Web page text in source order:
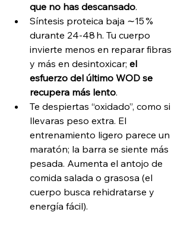
que no has descansado.
Síntesis proteica baja ∼15 %
durante 24‑48 h. Tu cuerpo
invierte menos en reparar fibras
y más en desintoxicar; el
esfuerzo del último WOD se
recupera más lento.
Te despiertas “oxidado”, como si
llevaras peso extra. El
entrenamiento ligero parece un
maratón; la barra se siente más
pesada. Aumenta el antojo de
comida salada o grasosa (el
cuerpo busca rehidratarse y
energía fácil).